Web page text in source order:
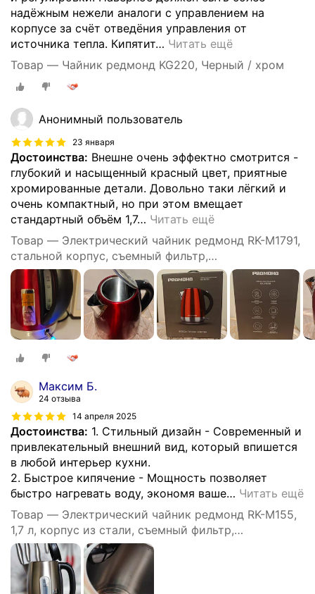
надёжным нежели аналоги с управлением на
корпусе за счёт отведёния управления от
источника тепла. Кипятит… Читать ещё
Товар — Чайник редмонд KG220, Черный / хром
Анонимный пользователь
23 января
Достоинства: Внешне очень эффектно смотрится -
глубокий и насыщенный красный цвет, приятные
хромированные детали. Довольно таки лёгкий и
очень компактный, но при этом вмещает
стандартный объём 1,7… Читать ещё
Товар — Электрический чайник редмонд RK-M1791,
стальной корпус, съемный фильтр,
автоотключение, вращение на 360°, 1,7 л, 2100 Вт
Максим Б.
24 отзыва
14 апреля 2025
Достоинства: 1. Стильный дизайн - Современный и
привлекательный внешний вид, который впишется
в любой интерьер кухни.
2. Быстрое кипячение - Мощность позволяет
быстро нагревать воду, экономя ваше… Читать ещё
Товар — Электрический чайник редмонд RK-M155,
1,7 л, корпус из стали, съемный фильтр,
автоматическое отключение, защита от перегрева,
1,7 л,